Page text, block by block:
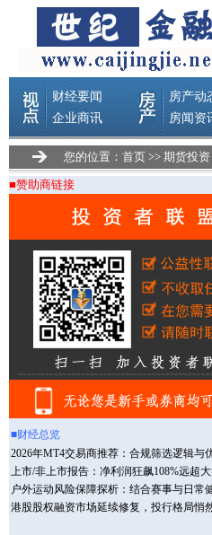
您的位置： 首页 >> 期货投资
■赞助商链接